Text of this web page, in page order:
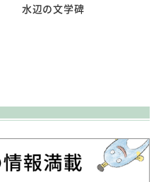
水辺の文学碑